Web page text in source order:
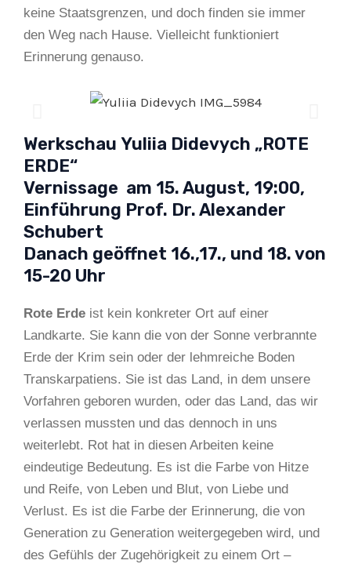
keine Staatsgrenzen, und doch finden sie immer
den Weg nach Hause. Vielleicht funktioniert
Erinnerung genauso.
Werkschau Yuliia Didevych „ROTE
ERDE“
Vernissage am 15. August, 19:00,
Einführung Prof. Dr. Alexander
Schubert
Danach geöffnet 16.,17., und 18. von
15-20 Uhr
Rote Erde ist kein konkreter Ort auf einer
Landkarte. Sie kann die von der Sonne verbrannte
Erde der Krim sein oder der lehmreiche Boden
Transkarpatiens. Sie ist das Land, in dem unsere
Vorfahren geboren wurden, oder das Land, das wir
verlassen mussten und das dennoch in uns
weiterlebt. Rot hat in diesen Arbeiten keine
eindeutige Bedeutung. Es ist die Farbe von Hitze
und Reife, von Leben und Blut, von Liebe und
Verlust. Es ist die Farbe der Erinnerung, die von
Generation zu Generation weitergegeben wird, und
des Gefühls der Zugehörigkeit zu einem Ort –